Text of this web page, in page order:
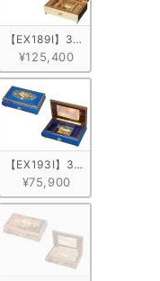
小物入れ付き　グランドピ
イタリア象嵌小物入
【EX189I】30弁 ORPHEUS
¥125,400
小物入れ付き 格子
イタリア象嵌小物入
【EX193I】30弁 ORPHEUS
¥75,900